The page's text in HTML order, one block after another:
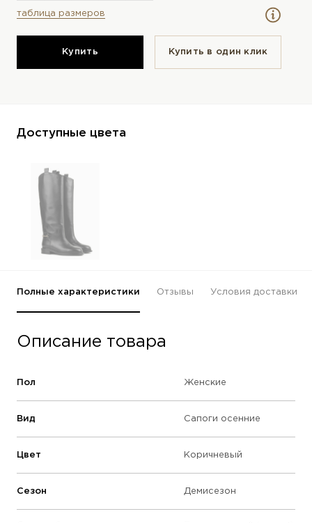
таблица размеров
Купить Купить в один клик
Доступные цвета
Полные характеристики Отзывы Условия доставки
Описание товара
Пол Женские
Вид Сапоги осенние
Цвет Коричневый
Сезон Демисезон